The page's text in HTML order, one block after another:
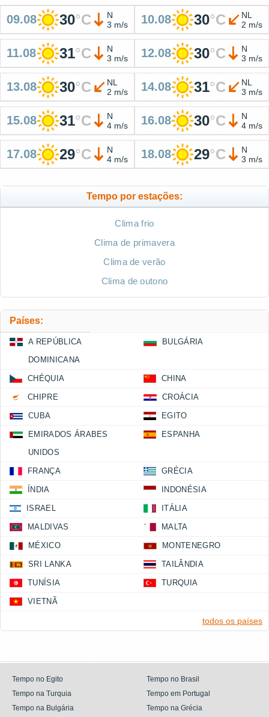
09.08 30°C
N
3 m/s
10.08 30°C
NL
2 m/s
11.08 31°C
N
3 m/s
12.08 30°C
N
3 m/s
13.08 30°C
NL
2 m/s
14.08 31°C
NL
3 m/s
15.08 31°C
N
4 m/s
16.08 30°C
N
4 m/s
17.08 29°C
N
4 m/s
18.08 29°C
N
3 m/s
Tempo por estações:
Clima frio
Clima de primavera
Clima de verão
Clima de outono
Países:
A REPÚBLICA
DOMINICANA
BULGÁRIA
CHÉQUIA CHINA
CHIPRE CROÁCIA
CUBA EGITO
EMIRADOS ÁRABES
UNIDOS
ESPANHA
FRANÇA GRÉCIA
ÍNDIA INDONÉSIA
ISRAEL ITÁLIA
MALDIVAS MALTA
MÉXICO MONTENEGRO
SRI LANKA TAILÂNDIA
TUNÍSIA TURQUIA
VIETNÃ
todos os países
Tempo no Egito
Tempo no Brasil
Tempo na Turquia
Tempo em Portugal
Tempo na Bulgária
Tempo na Grécia